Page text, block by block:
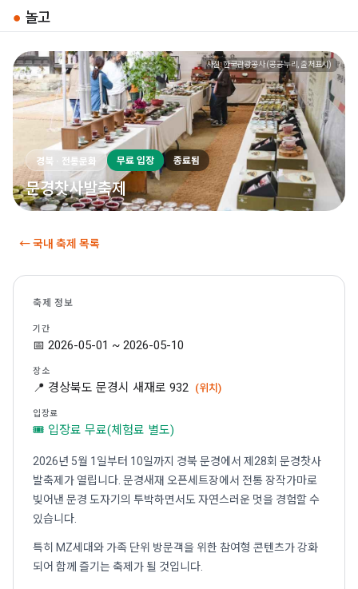
● 놀고
사진: 한국관광공사 (공공누리, 출처표시)
경북 · 전통문화 무료 입장 종료됨
문경찻사발축제
← 국내 축제 목록
축제 정보
기간
📅 2026-05-01 ~ 2026-05-10
장소
📍 경상북도 문경시 새재로 932 (위치)
입장료
🎟 입장료 무료(체험료 별도)
2026년 5월 1일부터 10일까지 경북 문경에서 제28회 문경찻사
발축제가 열립니다. 문경새재 오픈세트장에서 전통 장작가마로
빚어낸 문경 도자기의 투박하면서도 자연스러운 멋을 경험할 수
있습니다.
특히 MZ세대와 가족 단위 방문객을 위한 참여형 콘텐츠가 강화
되어 함께 즐기는 축제가 될 것입니다.